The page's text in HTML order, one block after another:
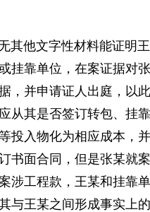
他文字性材料能证明
挂靠单位，在案证据对
，并申请证人出庭，以
从其是否签订转包、挂
投入物化为相应成本，
书面合同，但是张某就
涉工程款，王某和挂靠
王某之间形成事实上的